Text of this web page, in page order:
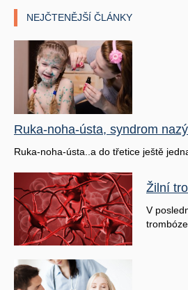
NEJČTENĚJŠÍ ČLÁNKY
Ruka-noha-ústa, syndrom
Ruka-noha-ústa..a do třetice ještě
Žilní
V